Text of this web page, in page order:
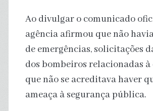
Ao divulgar o comunicado
agência afirmou que não
de emergências, solicitações
dos bombeiros relacionadas à
que não se acreditava haver
ameaça à segurança pública.